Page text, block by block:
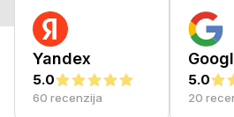
Yandex
5.0
60 recenzija
5.0
20